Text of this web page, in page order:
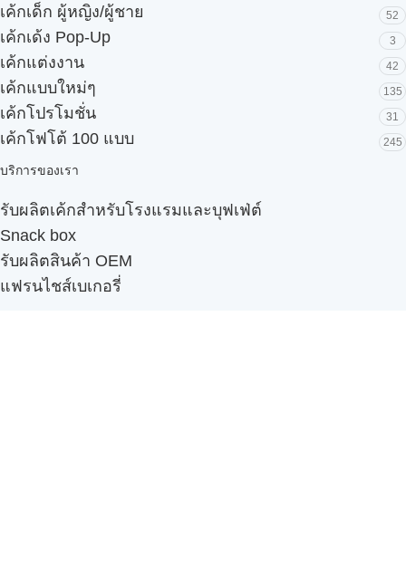
เค้กเด็ก ผู้หญิง/ผู้ชาย 52
เค้กเด้ง Pop-Up 3
เค้กแต่งงาน 42
เค้กแบบใหม่ๆ 135
เค้กโปรโมชั่น 31
เค้กโฟโต้ 100 แบบ 245
บริการของเรา
รับผลิตเค้กสำหรับโรงแรมและบุฟเฟ่ต์
Snack box
รับผลิตสินค้า OEM
แฟรนไชส์เบเกอรี่